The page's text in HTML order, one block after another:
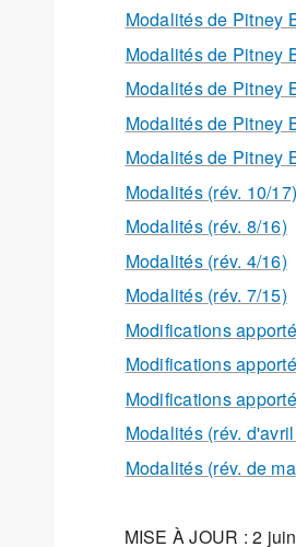
Modalités de Pitney
Modalités de Pitney
Modalités de Pitney
Modalités de Pitney
Modalités de Pitney
Modalités (rév. 10/17)
Modalités (rév. 8/16)
Modalités (rév. 4/16)
Modalités (rév. 7/15)
Modifications
Modifications
Modifications
Modalités (rév.
Modalités (rév. de
MISE À JOUR : 2